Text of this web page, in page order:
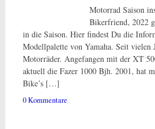
Motorrad Saison
Bikerfriend, 2022
in die Saison. Hier findest Du die
Modellpalette von Yamaha. Seit vielen
Motorräder. Angefangen mit der XT
aktuell die Fazer 1000 Bjh. 2001, hat
Bike’s […]
0 Kommentare